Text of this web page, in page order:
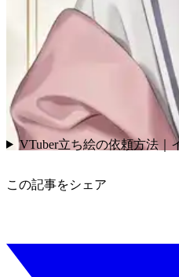
VTuber立ち絵の依頼方法｜
この記事をシェア